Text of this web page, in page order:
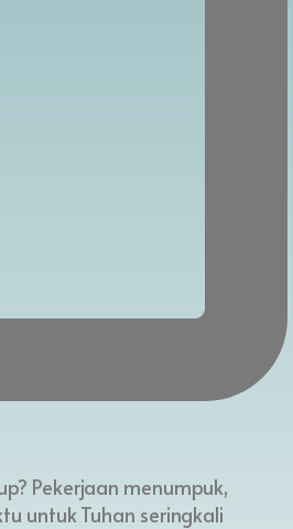
Pekerjaan menumpuk,
untuk Tuhan seringkali